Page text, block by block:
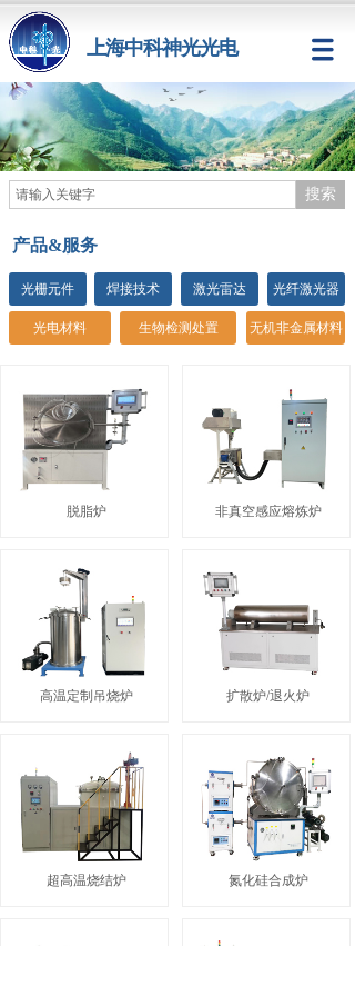
上海中科神光光电
搜索
产品&服务
激光雷达
焊接技术
光栅元件 光纤激光器
光电材料 生物检测处置 无机非金属材料
脱脂炉 非真空感应熔炼炉
高温定制吊烧炉 扩散炉/退火炉
超高温烧结炉 氮化硅合成炉